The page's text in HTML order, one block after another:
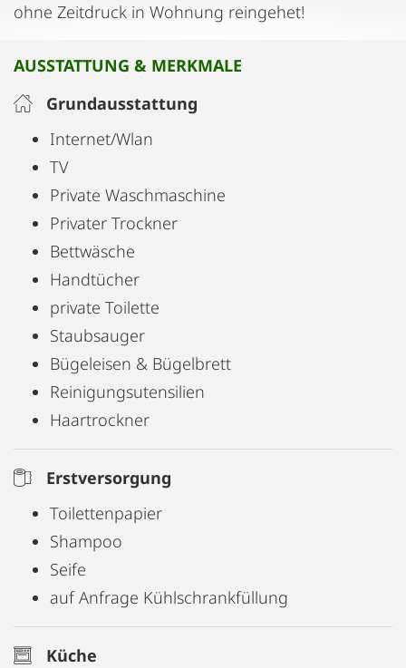
ohne Zeitdruck in Wohnung reingehet!
AUSSTATTUNG & MERKMALE
Grundausstattung
Internet/Wlan
TV
Private Waschmaschine
Privater Trockner
Bettwäsche
Handtücher
private Toilette
Staubsauger
Bügeleisen & Bügelbrett
Reinigungsutensilien
Haartrockner
Erstversorgung
Toilettenpapier
Shampoo
Seife
auf Anfrage Kühlschrankfüllung
Küche